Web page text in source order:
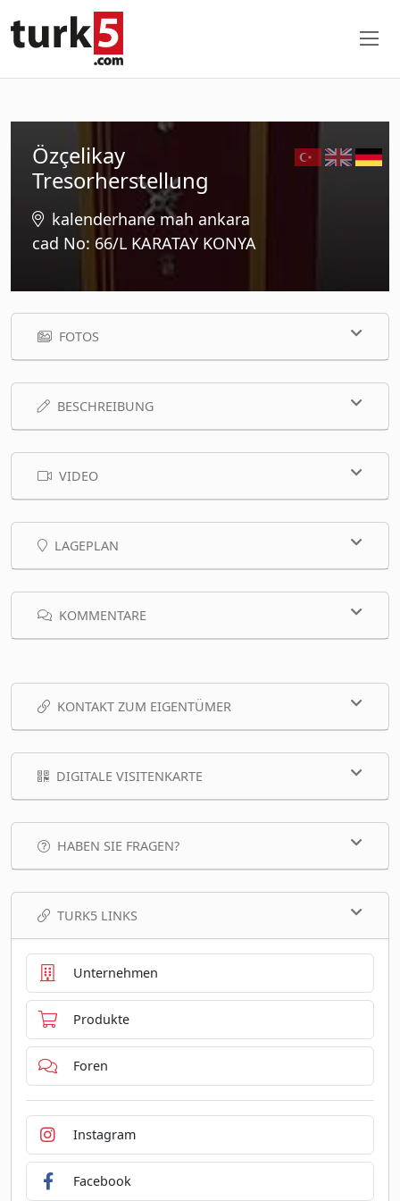
Özçelikay
Tresorherstellung
kalenderhane mah ankara
cad No: 66/L KARATAY KONYA
FOTOS
BESCHREIBUNG
VIDEO
LAGEPLAN
KOMMENTARE
KONTAKT ZUM EIGENTÜMER
DIGITALE VISITENKARTE
HABEN SIE FRAGEN?
TURK5 LINKS
Unternehmen
Produkte
Foren
Instagram
Facebook